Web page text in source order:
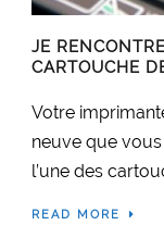
JE
CARTOUCHE
Votre
neuve que
l’une des
READ MORE